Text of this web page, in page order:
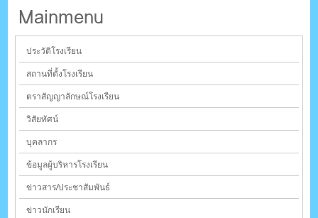
Mainmenu
ประวัติโรงเรียน
สถานที่ตั้งโรงเรียน
ตราสัญญาลักษณ์โรงเรียน
วิสัยทัศน์
บุคลากร
ข้อมูลผู้บริหารโรงเรียน
ข่าวสาร/ประชาสัมพันธ์
ข่าวนักเรียน